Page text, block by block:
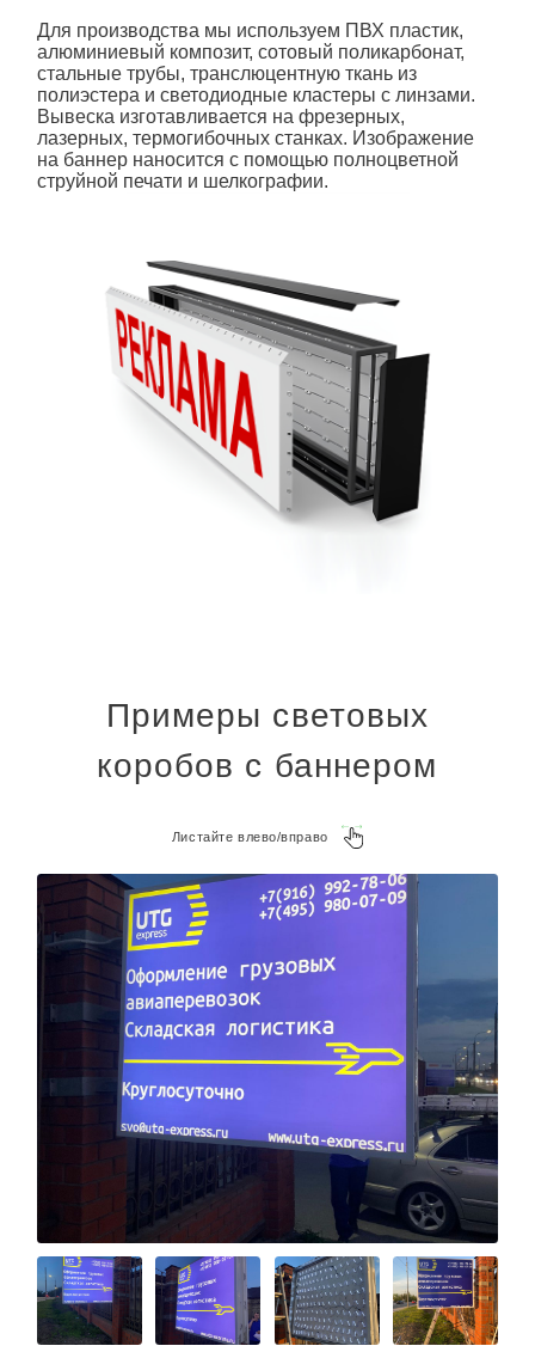
Для производства мы используем ПВХ пластик,
алюминиевый композит, сотовый поликарбонат,
стальные трубы, транслюцентную ткань из
полиэстера и светодиодные кластеры с линзами.
Вывеска изготавливается на фрезерных,
лазерных, термогибочных станках. Изображение
на баннер наносится с помощью полноцветной
струйной печати и шелкографии.
Примеры световых
коробов с баннером
Листайте влево/вправо